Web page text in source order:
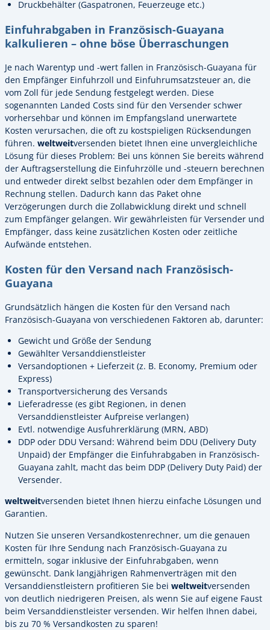
Druckbehälter (Gaspatronen, Feuerzeuge etc.)
Einfuhrabgaben in Französisch-Guayana
kalkulieren – ohne böse Überraschungen
Je nach Warentyp und -wert fallen in Französisch-Guayana für
den Empfänger Einfuhrzoll und Einfuhrumsatzsteuer an, die
vom Zoll für jede Sendung festgelegt werden. Diese
sogenannten Landed Costs sind für den Versender schwer
vorhersehbar und können im Empfangsland unerwartete
Kosten verursachen, die oft zu kostspieligen Rücksendungen
führen. weltweitversenden bietet Ihnen eine unvergleichliche
Lösung für dieses Problem: Bei uns können Sie bereits während
der Auftragserstellung die Einfuhrzölle und -steuern berechnen
und entweder direkt selbst bezahlen oder dem Empfänger in
Rechnung stellen. Dadurch kann das Paket ohne
Verzögerungen durch die Zollabwicklung direkt und schnell
zum Empfänger gelangen. Wir gewährleisten für Versender und
Empfänger, dass keine zusätzlichen Kosten oder zeitliche
Aufwände entstehen.
Kosten für den Versand nach Französisch-
Guayana
Grundsätzlich hängen die Kosten für den Versand nach
Französisch-Guayana von verschiedenen Faktoren ab, darunter:
Gewicht und Größe der Sendung
Gewählter Versanddienstleister
Versandoptionen + Lieferzeit (z. B. Economy, Premium oder
Express)
Transportversicherung des Versands
Lieferadresse (es gibt Regionen, in denen
Versanddienstleister Aufpreise verlangen)
Evtl. notwendige Ausfuhrerklärung (MRN, ABD)
DDP oder DDU Versand: Während beim DDU (Delivery Duty
Unpaid) der Empfänger die Einfuhrabgaben in Französisch-
Guayana zahlt, macht das beim DDP (Delivery Duty Paid) der
Versender.
weltweitversenden bietet Ihnen hierzu einfache Lösungen und
Garantien.
Nutzen Sie unseren Versandkostenrechner, um die genauen
Kosten für Ihre Sendung nach Französisch-Guayana zu
ermitteln, sogar inklusive der Einfuhrabgaben, wenn
gewünscht. Dank langjährigen Rahmenverträgen mit den
Versanddienstleistern profitieren Sie bei weltweitversenden
von deutlich niedrigeren Preisen, als wenn Sie auf eigene Faust
beim Versanddienstleister versenden. Wir helfen Ihnen dabei,
bis zu 70 % Versandkosten zu sparen!